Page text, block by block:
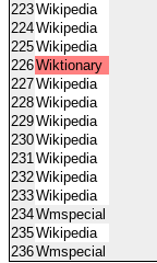
223Wikipedia
224Wikipedia
225Wikipedia
226Wiktionary
227Wikipedia
228Wikipedia
229Wikipedia
230Wikipedia
231Wikipedia
232Wikipedia
233Wikipedia
234Wmspecial
235Wikipedia
236Wmspecial